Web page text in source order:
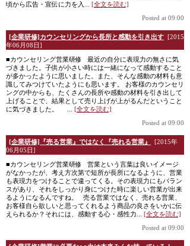
頃から広告・宣伝に力を入... [全文を読む]
Posted at 09:00
[企業研修]カウンセリングから長所と感動を引き出す
[2015
年06月08日]
■カウンセリング営業研修 最近の自分に表現力の無さに気
づきました。子供が小さい時には一緒になって感動すること
が多かったように思いました。また、そんな感動の材料も意
識してみつけていたようにも思います。 お客様のカウンセリ
ングの中からも、たくさんの長所や感動の材料を引き出して
上げることで、結果として売り上げが上がるんだということ
に気づきました。 ... [全文を読む]
Posted at 09:00
[企業研修]『売る営業』ではなく『売れる営業』
[2015年
06月05日]
■カウンセリング営業研修 営業という言葉は良いイメージ
がなかったが、考え方次第で短所が長所になるように、営業
も表現力をつけることで違ってくる。その表現力にもバラン
スがあり、それをしっかり身につけた時に楽しい営業が出来
るようになるんですね。 売る営業ではなく、売れる営業、
お客様自ら欲しいと思ってくれるよう商品の良さをいかに伝
えられるか？それには、感動する心・感性力... [全文を読む]
Posted at 09:00